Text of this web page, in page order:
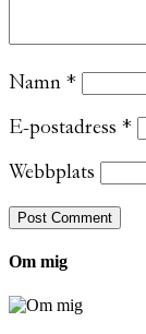
Namn *
E-postadress *
Webbplats
Om mig